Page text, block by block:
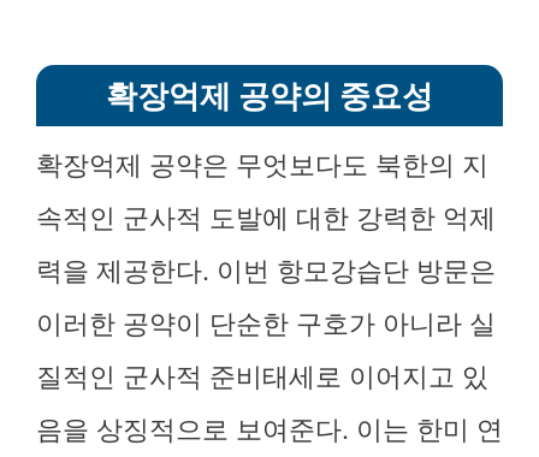
확장억제 공약의 중요성
확장억제 공약은 무엇보다도 북한의 지
속적인 군사적 도발에 대한 강력한 억제
력을 제공한다. 이번 항모강습단 방문은
이러한 공약이 단순한 구호가 아니라 실
질적인 군사적 준비태세로 이어지고 있
음을 상징적으로 보여준다. 이는 한미 연